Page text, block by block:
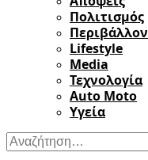
Πολιτισμός
Περιβάλλον
Lifestyle
Media
Τεχνολογία
Auto Moto
Υγεία
Αναζήτηση
για: